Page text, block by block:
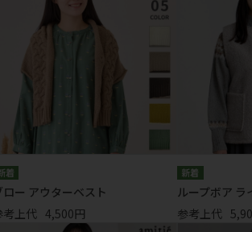
ロー アウターベスト
考上代 4,500円
ループボア ラ
参考上代